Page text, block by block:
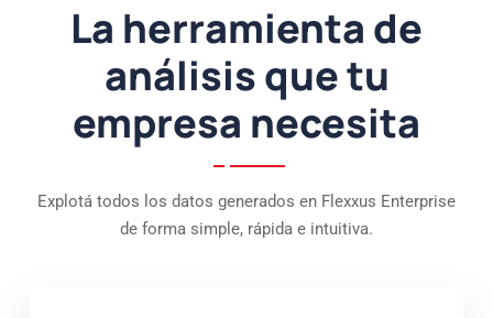
La herramienta de
análisis que tu
empresa necesita
Explotá todos los datos generados en Flexxus Enterprise
de forma simple, rápida e intuitiva.